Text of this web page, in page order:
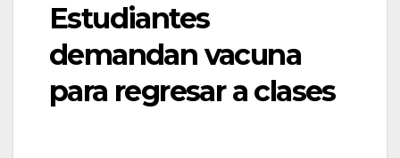
Estudiantes
demandan vacuna
para regresar a clases